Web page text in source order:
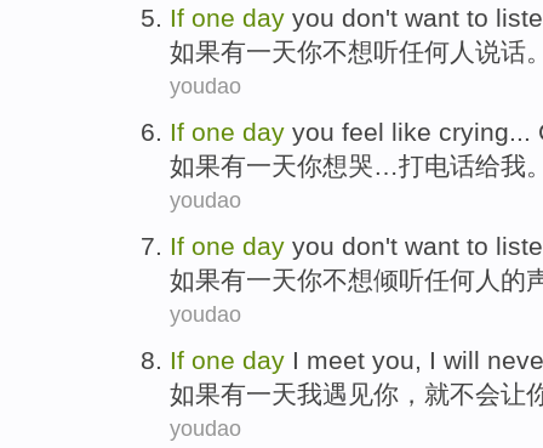
If one day you don't want to
如果有一天你不想听任何人说话
youdao
If one day you feel like crying...
如果有一天你想哭…打电话给我
youdao
If one day you don't want to
如果有一天你不想倾听任何人 的
youdao
If one day I meet you I will
如果有一天我遇见你 ， 就不会让
youdao